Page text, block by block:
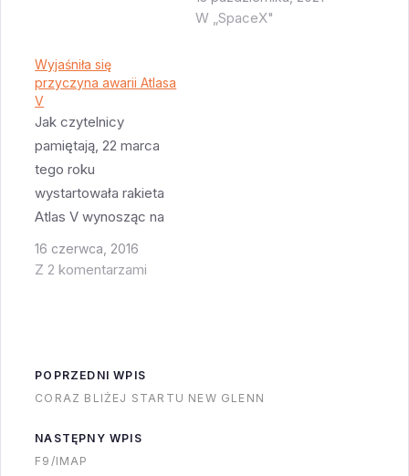
starcie postanowiła
W „SpaceX"
Wyjaśniła się
przyczyna awarii Atlasa
V
Jak czytelnicy
pamiętają, 22 marca
tego roku
wystartowała rakieta
Atlas V wynosząc na
orbitę Cygnusa. I w
czasie tego startu
którym pojawiają się
strzępki informacji o
przefiltrowaniu tego
16 czerwca, 2016
Z 2 komentarzami
POPRZEDNI WPIS
CORAZ BLIŻEJ STARTU NEW GLENN
NASTĘPNY WPIS
F9/IMAP